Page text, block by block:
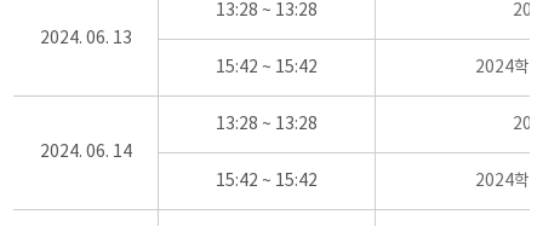
2024. 06. 13
13:28 ~ 13:28
15:42 ~ 15:42 2024학
2024. 06. 14
13:28 ~ 13:28
15:42 ~ 15:42 2024학